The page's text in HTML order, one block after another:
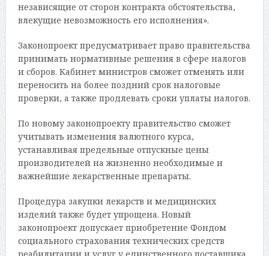
независящие от сторон контракта обстоятельства,
влекущие невозможность его исполнения».
Законопроект предусматривает право правительства
принимать нормативные решения в сфере налогов
и сборов. Кабинет министров сможет отменять или
переносить на более поздний срок налоговые
проверки, а также продлевать сроки уплаты налогов.
По новому законопроекту правительство сможет
учитывать изменения валютного курса,
устанавливая предельные отпускные цены
производителей на жизненно необходимые и
важнейшие лекарственные препараты.
Процедура закупки лекарств и медицинских
изделий также будет упрощена. Новый
законопроект допускает приобретение Фондом
социального страхования технических средств